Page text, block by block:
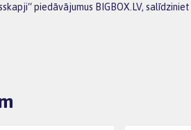
piedāvājumus BIGBOX.LV,